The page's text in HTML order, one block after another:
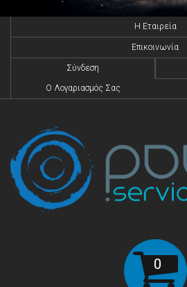
H Eταιρεία
Επικοινωνία
Σύνδεση
O Λογαριασμός Σας
0